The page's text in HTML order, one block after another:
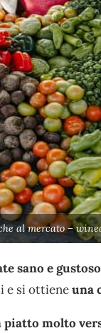
al mercato –
sano e gustoso
e si ottieneuna
piatto molto